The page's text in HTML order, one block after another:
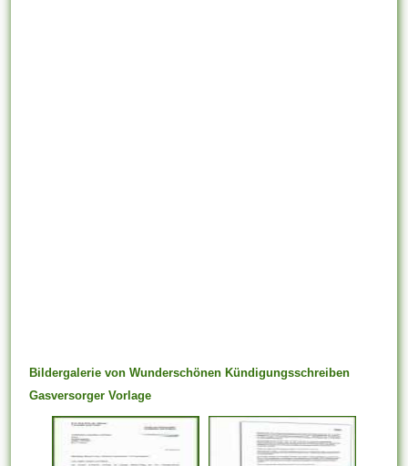
Bildergalerie von Wunderschönen Kündigungsschreiben
Gasversorger Vorlage